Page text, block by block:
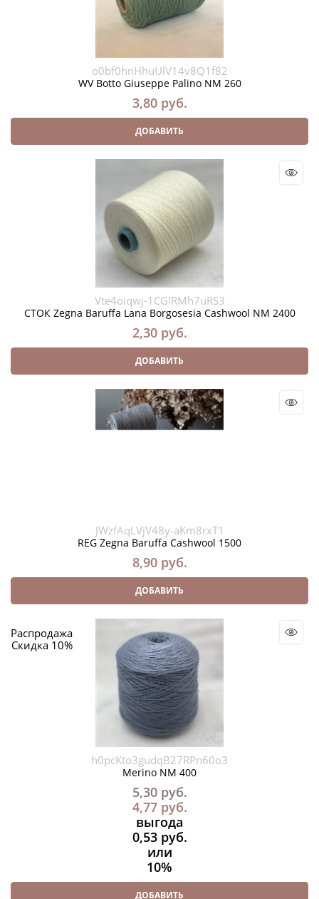
o0bf0hnHhuUlV14v8Q1f82
WV Botto Giuseppe Palino NM 260
3,80 руб.
ДОБАВИТЬ
Vte4oiqwj-1CGIRMh7uRS3
СТОК Zegna Baruffa Lana Borgosesia Cashwool NM 2400
2,30 руб.
ДОБАВИТЬ
JWzfAqLVjV48y-aKm8rxT1
REG Zegna Baruffa Cashwool 1500
8,90 руб.
ДОБАВИТЬ
Распродажа
Скидка 10%
h0pcKto3gudqB27RPn60o3
Merino NM 400
5,30 руб.
4,77 руб.
выгода
0,53 руб.
или
10%
ДОБАВИТЬ